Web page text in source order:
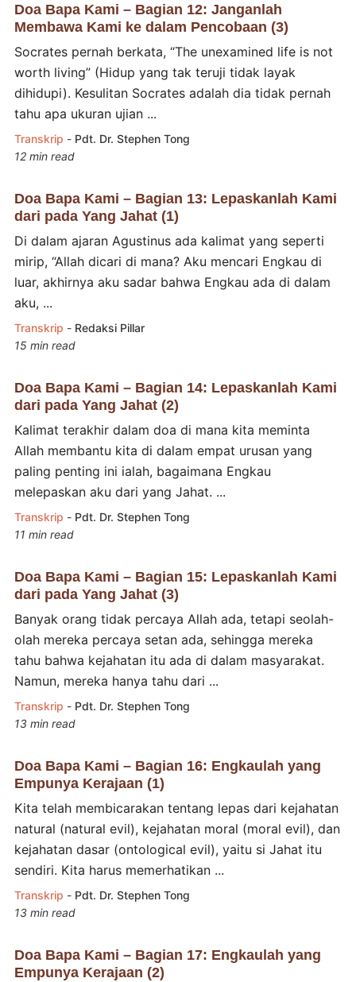
Doa Bapa Kami – Bagian 12: Janganlah
Membawa Kami ke dalam Pencobaan (3)
Socrates pernah berkata, “The unexamined life is not
worth living” (Hidup yang tak teruji tidak layak
dihidupi). Kesulitan Socrates adalah dia tidak pernah
tahu apa ukuran ujian ...
Transkrip - Pdt. Dr. Stephen Tong
12 min read
Doa Bapa Kami – Bagian 13: Lepaskanlah Kami
dari pada Yang Jahat (1)
Di dalam ajaran Agustinus ada kalimat yang seperti
mirip, “Allah dicari di mana? Aku mencari Engkau di
luar, akhirnya aku sadar bahwa Engkau ada di dalam
aku, ...
Transkrip - Redaksi Pillar
15 min read
Doa Bapa Kami – Bagian 14: Lepaskanlah Kami
dari pada Yang Jahat (2)
Kalimat terakhir dalam doa di mana kita meminta
Allah membantu kita di dalam empat urusan yang
paling penting ini ialah, bagaimana Engkau
melepaskan aku dari yang Jahat. ...
Transkrip - Pdt. Dr. Stephen Tong
11 min read
Doa Bapa Kami – Bagian 15: Lepaskanlah Kami
dari pada Yang Jahat (3)
Banyak orang tidak percaya Allah ada, tetapi seolah-
olah mereka percaya setan ada, sehingga mereka
tahu bahwa kejahatan itu ada di dalam masyarakat.
Namun, mereka hanya tahu dari ...
Transkrip - Pdt. Dr. Stephen Tong
13 min read
Doa Bapa Kami – Bagian 16: Engkaulah yang
Empunya Kerajaan (1)
Kita telah membicarakan tentang lepas dari kejahatan
natural (natural evil), kejahatan moral (moral evil), dan
kejahatan dasar (ontological evil), yaitu si Jahat itu
sendiri. Kita harus memerhatikan ...
Transkrip - Pdt. Dr. Stephen Tong
13 min read
Doa Bapa Kami – Bagian 17: Engkaulah yang
Empunya Kerajaan (2)